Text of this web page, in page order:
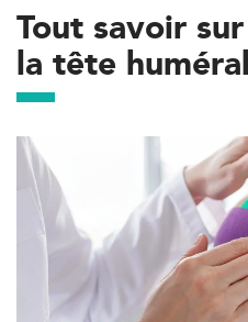
Tout savoir
la tête